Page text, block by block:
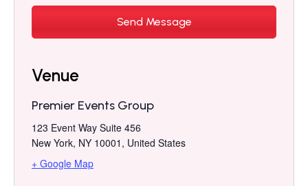
Venue
Premier Events Group
123 Event Way Suite 456
New York, NY 10001 , United States
+ Google Map